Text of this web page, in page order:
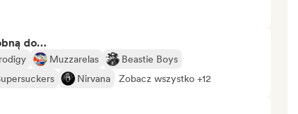
do…
Muzzarelas
Beastie Boys
Nirvana Zobacz wszystko +12